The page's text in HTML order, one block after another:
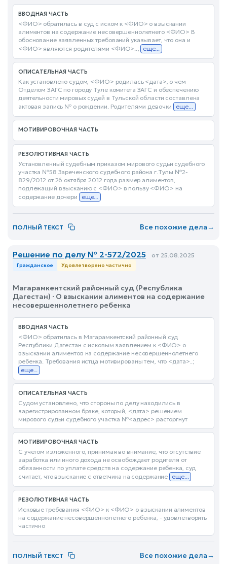
ВВОДНАЯ ЧАСТЬ
<ФИО> обратилась в суд с иском к <ФИО> о взыскании
алиментов на содержание несовершеннолетнего <ФИО> В
обоснование заявленных требований указывает, что она и
<ФИО> являются родителями <ФИО>..; еще...
ОПИСАТЕЛЬНАЯ ЧАСТЬ
Как установлено судом, <ФИО> родилась <дата>, о чем
Отделом ЗАГС по городу Туле комитета ЗАГС и обеспечению
деятельности мировых судей в Тульской области составлена
актовая запись № о рождении. Родителями девочки еще...
МОТИВИРОВОЧНАЯ ЧАСТЬ
РЕЗОЛЮТИВНАЯ ЧАСТЬ
Установленный судебным приказом мирового судьи судебного
участка №58 Зареченского судебного района г.Тулы №2-
829/2012 от 26 октября 2012 года размер алиментов,
подлежащий взысканию с <ФИО> в пользу <ФИО> на
содержание дочери
еще...
ПОЛНЫЙ ТЕКСТ Все похожие дела→
Решение по делу № 2-572/2025 от 25.08.2025
Гражданское Удовлетворено частично
Магарамкентский районный суд (Республика
Дагестан) · О взыскании алиментов на содержание
несовершеннолетнего ребенка
ВВОДНАЯ ЧАСТЬ
<ФИО> обратилась в Магарамкентский районный суд
Республики Дагестан с исковым заявлением к <ФИО> о
взыскании алиментов на содержание несовершеннолетнего
ребенка. Требования истца мотивированы тем, что <дата>..;
еще...
ОПИСАТЕЛЬНАЯ ЧАСТЬ
Судом установлено, что стороны по делу находились в
зарегистрированном браке, который, <дата> решением
мирового судьи судебного участка №<адрес> расторгнут
МОТИВИРОВОЧНАЯ ЧАСТЬ
С учетом изложенного, принимая во внимание, что отсутствие
заработка или иного дохода не освобождает родителя от
обязанности по уплате средств на содержание ребенка, суд
считает, что взыскание с ответчика на содержание еще...
РЕЗОЛЮТИВНАЯ ЧАСТЬ
Исковые требования <ФИО> к <ФИО> о взыскании алиментов
на содержание несовершеннолетнего ребенка, - удовлетворить
частично
ПОЛНЫЙ ТЕКСТ Все похожие дела→